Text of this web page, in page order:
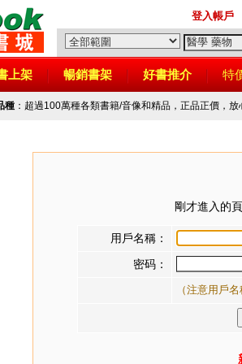
登入帳戶
上架 暢銷書架 好書推介 特
種 ：超過100萬種各類書籍/音像和精品，正品正價，
剛才進入的
用戶名稱：
密码：
（注意用戶